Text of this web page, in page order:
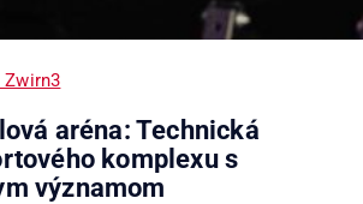
Zwirn3
aréna: Technická
komplexu s
významom